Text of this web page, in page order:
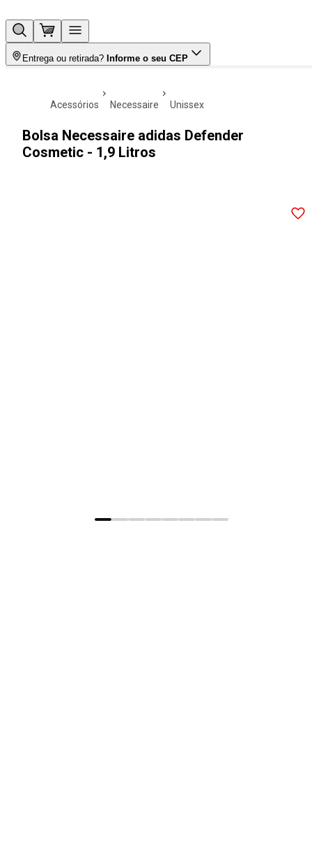
Entrega ou retirada? Informe o seu CEP
acessórios necessaire unissex
Bolsa Necessaire adidas Defender
Cosmetic - 1,9 Litros